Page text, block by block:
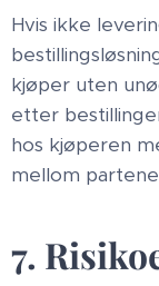
Hvis ikke
kjøper uten
etter
hos kjøperen
mellom
7.